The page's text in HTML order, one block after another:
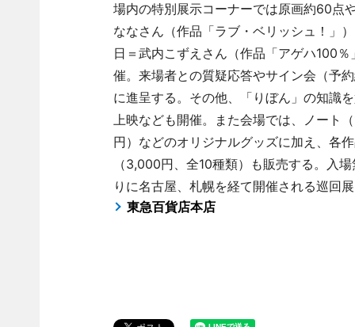
場内の特別展示コーナーでは原画約60点
ななさん（作品「ラブ・ベリッシュ！」
日＝武内こずえさん（作品「アゲハ100
催。来場者との質疑応答やサイン会（予
に進呈する。その他、「りぼん」の知識
上映なども開催。また会場では、ノート
円）などのオリジナルグッズに加え、各
（3,000円、全10種類）も販売する。入
りに名古屋、札幌を経て開催される巡回
東急百貨店本店